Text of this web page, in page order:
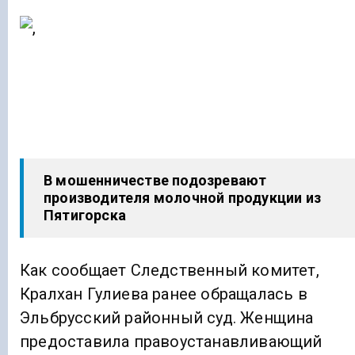
В мошенничестве подозревают
производителя молочной продукции из
Пятигорска
Как сообщает Следственный комитет,
Кралхан Гулиева ранее обращалась в
Эльбрусский районный суд. Женщина
предоставила правоустанавливающий